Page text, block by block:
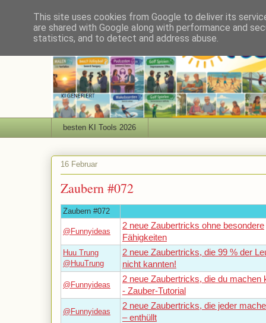
besten KI Tools 2026
16 Februar
Zaubern #072
Zaubern #072
@Funnyideas
2 neue Zaubertricks ohne besondere
Fähigkeiten
Huu Trung
@HuuTrung
2 neue Zaubertricks, die 99 % der
nicht kannten!
@Funnyideas
2 neue Zaubertricks, die du machen
- Zauber-Tutorial
@Funnyideas
2 neue Zaubertricks, die jeder
– enthüllt
This site uses cookies from Google to deliver its
are shared with Google along with performance and
statistics, and to detect and address abuse.